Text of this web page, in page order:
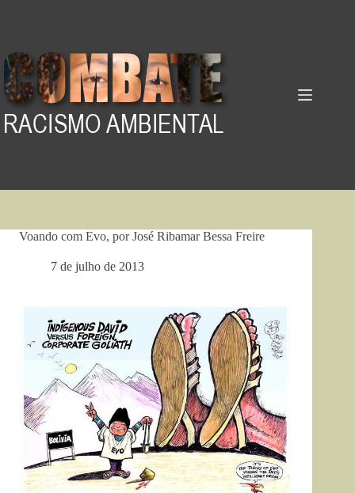
Voando com Evo, por José Ribamar Bessa Freire
7 de julho de 2013